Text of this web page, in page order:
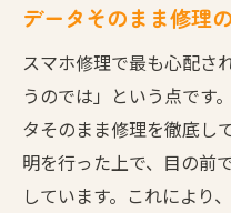
データそのまま修理
スマホ修理で最も心配さ
うのでは」という点です
タそのまま修理を徹底し
明を行った上で、目の前
しています。これにより